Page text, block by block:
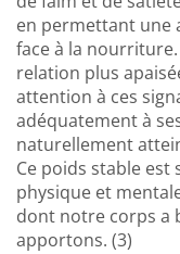
en permettant une
face à la
relation plus
attention à ces
adéquatement à
naturellement
Ce poids stable
physique et
dont notre corps a
apportons. (3)